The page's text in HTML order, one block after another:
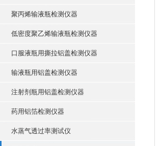
聚丙烯输液瓶检测仪器
低密度聚乙烯输液瓶检测仪器
口服液瓶用撕拉铝盖检测仪器
输液瓶用铝盖检测仪器
注射剂瓶用铝盖检测仪器
药用铝箔检测仪器
水蒸气透过率测试仪